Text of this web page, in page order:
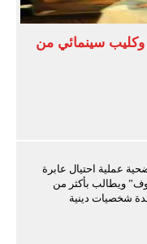
وكليب سينمائي من
عملية احتيال عابرة
ويطالب بأكثر من
شخصيات دينية